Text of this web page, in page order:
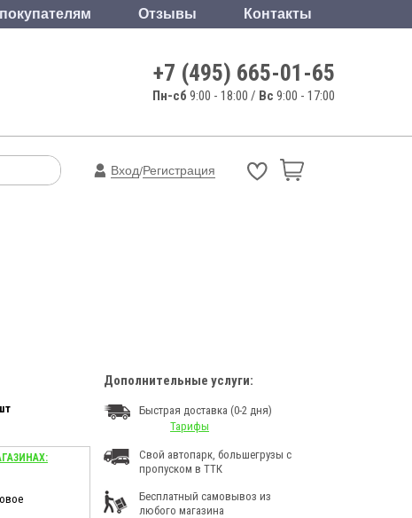
Отзывы Контакты
+7 (495) 665-01-65
Пн-сб 9:00 - 18:00 / Вс 9:00 - 17:00
Вход/Регистрация
Дополнительные услуги:
Быстрая доставка (0-2 дня)
Тарифы
Свой автопарк, большегрузы с
пропуском в ТТК
Бесплатный самовывоз из
любого магазина